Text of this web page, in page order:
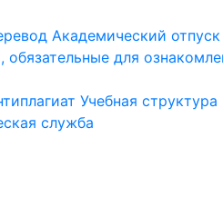
Академический отпуск
обязательные для
Учебная структура
служба